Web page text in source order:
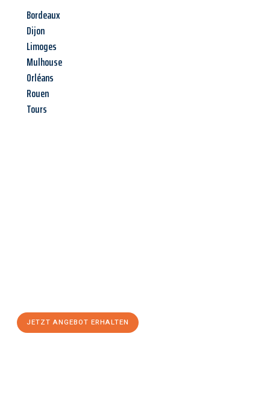
Bordeaux
Dijon
Limoges
Mulhouse
Orléans
Rouen
Tours
JETZT ANGEBOT ERHALTEN